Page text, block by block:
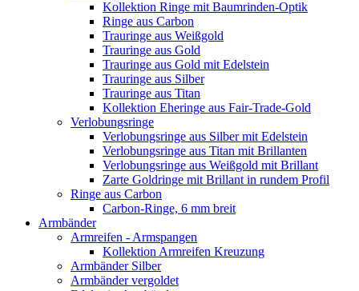
Kollektion Ringe mit Baumrinden-Optik
Ringe aus Carbon
Trauringe aus Weißgold
Trauringe aus Gold
Trauringe aus Gold mit Edelstein
Trauringe aus Silber
Trauringe aus Titan
Kollektion Eheringe aus Fair-Trade-Gold
Verlobungsringe
Verlobungsringe aus Silber mit Edelstein
Verlobungsringe aus Titan mit Brillanten
Verlobungsringe aus Weißgold mit Brillant
Zarte Goldringe mit Brillant in rundem Profil
Ringe aus Carbon
Carbon-Ringe, 6 mm breit
Armbänder
Armreifen - Armspangen
Kollektion Armreifen Kreuzung
Armbänder Silber
Armbänder vergoldet